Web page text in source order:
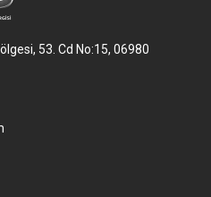
53. Cd No:15, 06980